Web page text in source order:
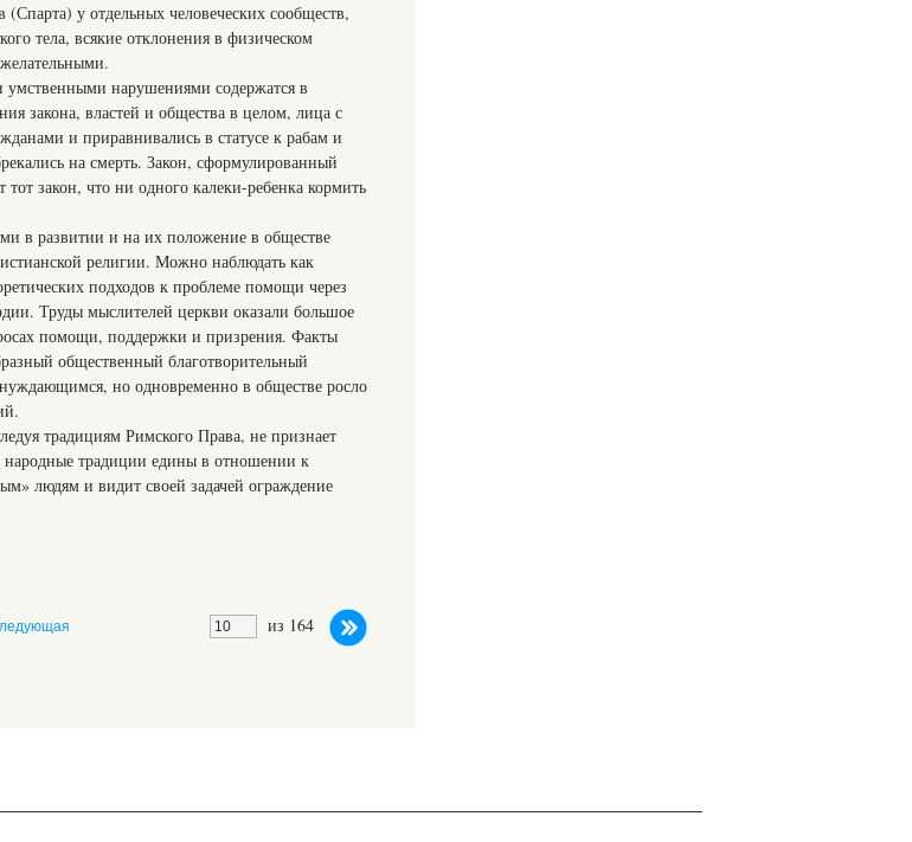
(Спарта) у отдельных человеческих сообществ,
тела, всякие отклонения в физическом
нарушениями содержатся в
закона, властей и общества в целом, лица с
и приравнивались в статусе к рабам и
на смерть. Закон, сформулированный
закон, что ни одного калеки-ребенка кормить
в развитии и на их положение в обществе
религии. Можно наблюдать как
подходов к проблеме помощи через
Труды мыслителей церкви оказали большое
помощи, поддержки и призрения. Факты
общественный благотворительный
но одновременно в обществе росло
традициям Римского Права, не признает
традиции едины в отношении к
людям и видит своей задачей ограждение
из 164